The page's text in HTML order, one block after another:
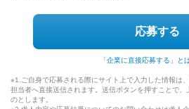
応募する
「企業に直接応募する」と
※1.ご自身で応募される際にサイト上で入力した情報は
担当者へ直接送信されます。送信ボタンを押すことで
のとします。